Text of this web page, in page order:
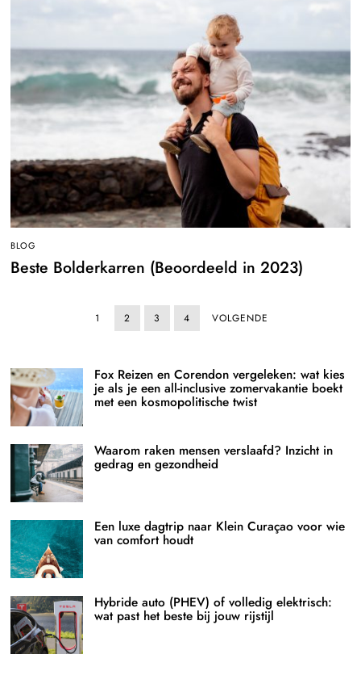
BLOG
Beste Bolderkarren (Beoordeeld in 2023)
1 2 3 4 VOLGENDE
Fox Reizen en Corendon vergeleken: wat kies
je als je een all-inclusive zomervakantie boekt
met een kosmopolitische twist
Waarom raken mensen verslaafd? Inzicht in
gedrag en gezondheid
Een luxe dagtrip naar Klein Curaçao voor wie
van comfort houdt
Hybride auto (PHEV) of volledig elektrisch:
wat past het beste bij jouw rijstijl